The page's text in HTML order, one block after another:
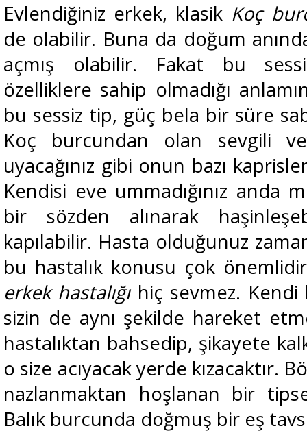
Evlendiğiniz erkek, klasik Koç
de olabilir. Buna da doğum
açmış olabilir. Fakat bu
özelliklere sahip olmadığı
bu sessiz tip, güç bela bir süre
Koç burcundan olan sevgili
uyacağınız gibi onun bazı
Kendisi eve ummadığınız anda
bir sözden alınarak
kapılabilir. Hasta olduğunuz
bu hastalık konusu çok
erkek hastalığıhiç sevmez. Kendi
sizin de aynı şekilde hareket
hastalıktan bahsedip, şikayete
o size acıyacak yerde kızacaktır.
nazlanmaktan hoşlanan bir
Balık burcunda doğmuş bir eş